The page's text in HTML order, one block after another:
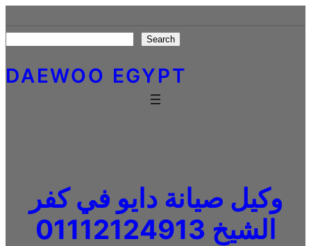
to
content
Search
DAEWOO EGYPT
وكيل صيانة دايو في كفر
الشيخ 01112124913